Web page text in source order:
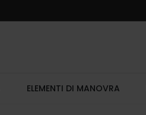
ELEMENTI DI MANOVRA